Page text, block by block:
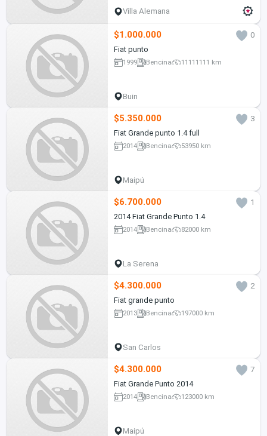
Villa Alemana
$1.000.000
0
Fiat punto
1999 Bencina 11111111 km
Buin
$5.350.000
3
Fiat Grande punto 1.4 full
2014 Bencina 53950 km
Maipú
$6.700.000
1
2014 Fiat Grande Punto 1.4
2014 Bencina 82000 km
La Serena
$4.300.000
2
Fiat grande punto
2013 Bencina 197000 km
San Carlos
$4.300.000
7
Fiat Grande Punto 2014
2014 Bencina 123000 km
Maipú